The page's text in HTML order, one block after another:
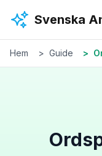
Svenska
Hem Guide